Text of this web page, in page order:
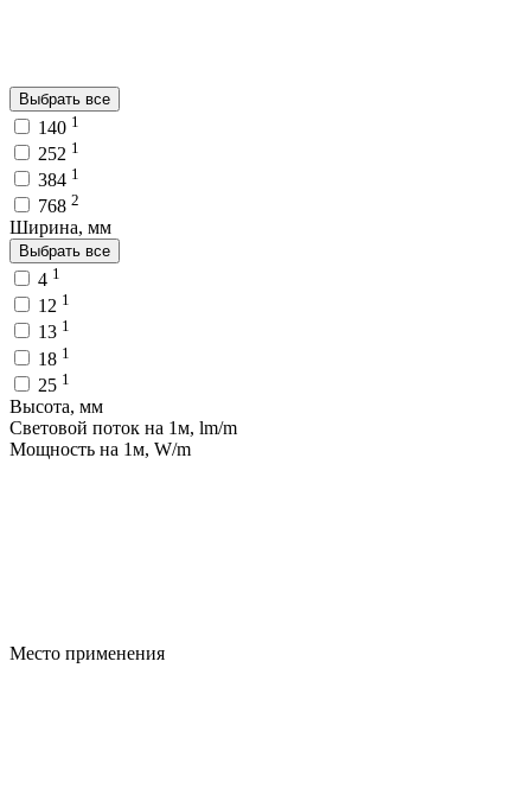
Выбрать все
140 1
252 1
384 1
768 2
Ширина, мм
Выбрать все
4 1
12 1
13 1
18 1
25 1
Высота, мм
Световой поток на 1м, lm/m
Мощность на 1м, W/m
Место применения